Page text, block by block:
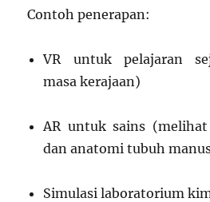
Contoh penerapan:
VR untuk pelajaran
masa kerajaan)
AR untuk sains
dan anatomi tubuh
Simulasi laboratorium